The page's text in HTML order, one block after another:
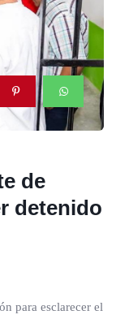
de
detenido
para esclarecer el